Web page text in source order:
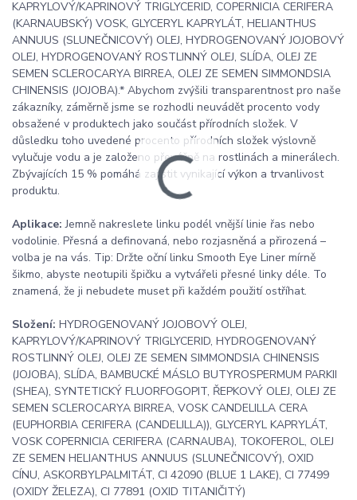
KAPRYLOVÝ/KAPRINOVÝ TRIGLYCERID, COPERNICIA CERIFERA
(KARNAUBSKÝ) VOSK, GLYCERYL KAPRYLÁT, HELIANTHUS
ANNUUS (SLUNEČNICOVÝ) OLEJ, HYDROGENOVANÝ JOJOBOVÝ
OLEJ, HYDROGENOVANÝ ROSTLINNÝ OLEJ, SLÍDA, OLEJ ZE
SEMEN SCLEROCARYA BIRREA, OLEJ ZE SEMEN SIMMONDSIA
CHINENSIS (JOJOBA).* Abychom zvýšili transparentnost pro naše
zákazníky, záměrně jsme se rozhodli neuvádět procento vody
obsažené v produktech jako součást přírodních složek. V
důsledku toho uvedené procento přírodních složek výslovně
vylučuje vodu a je založeno převážně na rostlinách a minerálech.
Zbývajících 15 % pomáhá zajistit vynikající výkon a trvanlivost
produktu.
Aplikace: Jemně nakreslete linku podél vnější linie řas nebo
vodolinie. Přesná a definovaná, nebo rozjasněná a přirozená –
volba je na vás. Tip: Držte oční linku Smooth Eye Liner mírně
šikmo, abyste neotupili špičku a vytvářeli přesné linky déle. To
znamená, že ji nebudete muset při každém použití ostříhat.
Složení: HYDROGENOVANÝ JOJOBOVÝ OLEJ,
KAPRYLOVÝ/KAPRINOVÝ TRIGLYCERID, HYDROGENOVANÝ
ROSTLINNÝ OLEJ, OLEJ ZE SEMEN SIMMONDSIA CHINENSIS
(JOJOBA), SLÍDA, BAMBUCKÉ MÁSLO BUTYROSPERMUM PARKII
(SHEA), SYNTETICKÝ FLUORFOGOPIT, ŘEPKOVÝ OLEJ, OLEJ ZE
SEMEN SCLEROCARYA BIRREA, VOSK CANDELILLA CERA
(EUPHORBIA CERIFERA (CANDELILLA)), GLYCERYL KAPRYLÁT,
VOSK COPERNICIA CERIFERA (CARNAUBA), TOKOFEROL, OLEJ
ZE SEMEN HELIANTHUS ANNUUS (SLUNEČNICOVÝ), OXID
CÍNU, ASKORBYLPALMITÁT, CI 42090 (BLUE 1 LAKE), CI 77499
(OXIDY ŽELEZA), CI 77891 (OXID TITANIČITÝ)